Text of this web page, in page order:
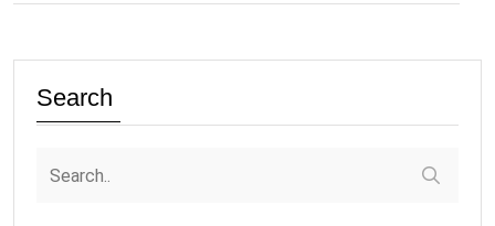
Search